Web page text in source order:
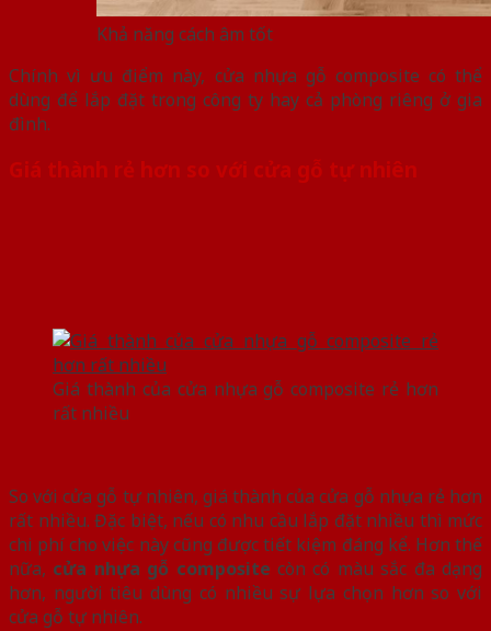
Khả năng cách âm tốt
Chính vì ưu điểm này, cửa nhựa gỗ composite có thể
dùng để lắp đặt trong công ty hay cả phòng riêng ở gia
đình.
Giá thành rẻ hơn so với cửa gỗ tự nhiên
Giá thành của cửa nhựa gỗ composite rẻ hơn
rất nhiều
So với cửa gỗ tự nhiên, giá thành của cửa gỗ nhựa rẻ hơn
rất nhiều. Đặc biệt, nếu có nhu cầu lắp đặt nhiều thì mức
chi phí cho việc này cũng được tiết kiệm đáng kể. Hơn thế
nữa, cửa nhựa gỗ composite còn có màu sắc đa dạng
hơn, người tiêu dùng có nhiều sự lựa chọn hơn so với
cửa gỗ tự nhiên.